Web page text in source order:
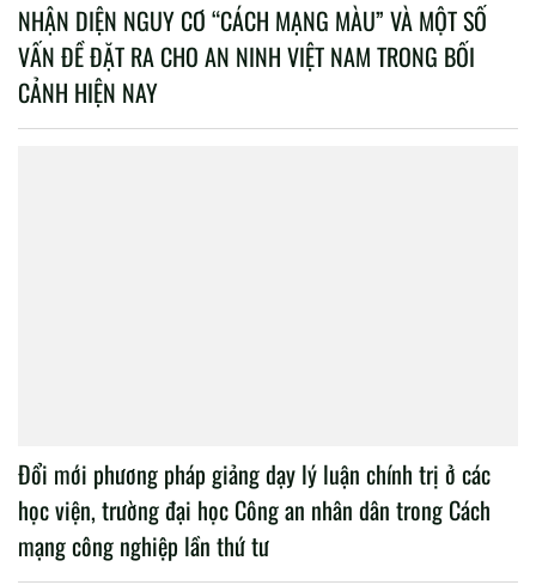
NHẬN DIỆN NGUY CƠ “CÁCH MẠNG MÀU” VÀ MỘT SỐ
VẤN ĐỀ ĐẶT RA CHO AN NINH VIỆT NAM TRONG BỐI
CẢNH HIỆN NAY
Đổi mới phương pháp giảng dạy lý luận chính trị ở các
học viện, trường đại học Công an nhân dân trong Cách
mạng công nghiệp lần thứ tư